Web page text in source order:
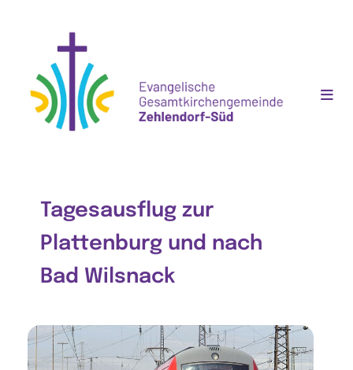
Tagesausflug zur
Plattenburg und nach
Bad Wilsnack